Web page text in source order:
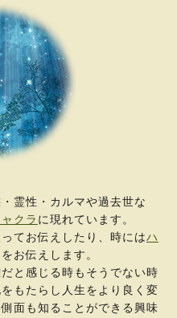
霊性・カルマや過去世な
クラ に現れています。
てお伝えしたり、時にはハ
お伝えします。
と感じる時もそうでない時
もたらし人生をより良く変
面も知ることができる興味